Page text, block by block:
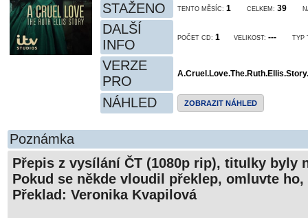
STAŽENO TENTO MĚSÍC: 1 CELKEM: 39
DALŠÍ
INFO
POČET CD: 1 VELIKOST: --- TYP
VERZE
PRO
NÁHLED ZOBRAZIT NÁHLED
Poznámka
Přepis z vysílání ČT (1080p rip), titulky byly
Pokud se někde vloudil překlep, omluvte
Překlad: Veronika Kvapilová